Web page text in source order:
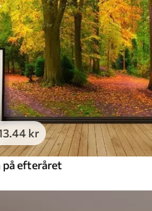
.44 kr
på efteråret